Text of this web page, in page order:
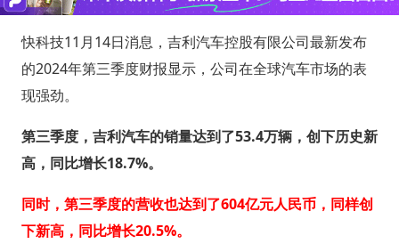
快科技11月14日消息，吉利汽车控股有限公司最新发布
的2024年第三季度财报显示，公司在全球汽车市场的表
现强劲。
第三季度，吉利汽车的销量达到了53.4万辆，创下历史新
高，同比增长18.7%。
同时，第三季度的营收也达到了604亿元人民币，同样创
下新高，同比增长20.5%。